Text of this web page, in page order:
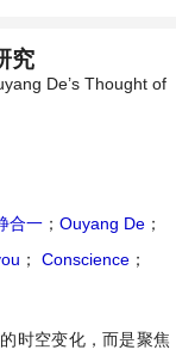
究
De’s Thought of
合一 ； Ouyang De ；
； Conscience ；
时空变化，而是聚焦